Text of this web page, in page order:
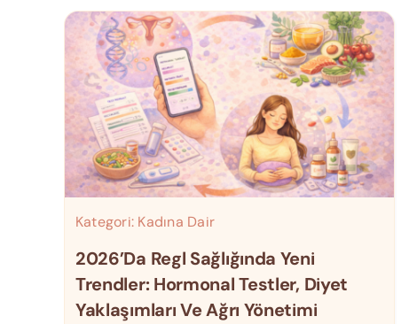
Kategori: Kadına Dair
2026’da Regl Sağlığında Yeni
Trendler: Hormonal Testler, Diyet
Yaklaşımları Ve Ağrı Yönetimi